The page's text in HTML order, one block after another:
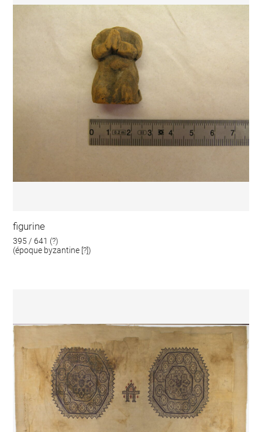
figurine
395 / 641 (?)
(époque byzantine [?])